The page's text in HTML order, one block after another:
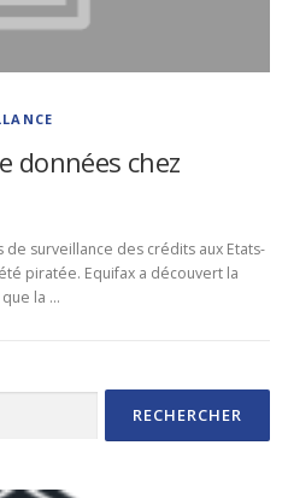
données chez
surveillance des crédits aux Etats-
piratée. Equifax a découvert la
la …